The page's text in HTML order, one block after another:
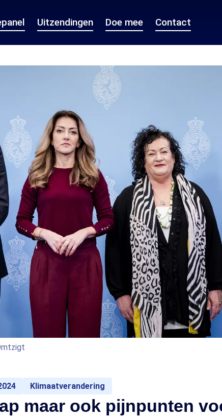
Uitzendingen Doe mee Contact
Klimaatverandering
maar ook pijnpunten